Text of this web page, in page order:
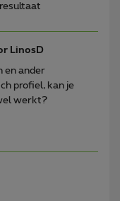
LinosD
en ander
profiel, kan je
werkt?